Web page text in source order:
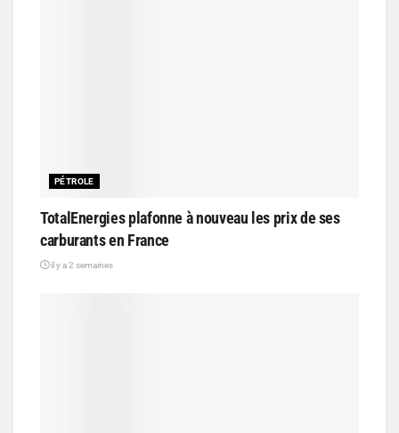
PÉTROLE
TotalEnergies plafonne à nouveau les prix de ses
carburants en France
il y a 2 semaines